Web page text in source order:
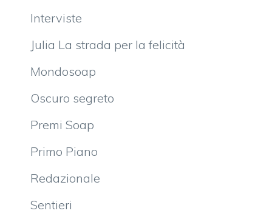
Interviste
Julia La strada per la felicità
Mondosoap
Oscuro segreto
Premi Soap
Primo Piano
Redazionale
Sentieri